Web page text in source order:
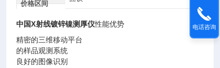
价格区间
中国X射线镀锌镍测厚仪性能优势
精密的三维移动平台
的样品观测系统
良好的图像识别
电话咨询